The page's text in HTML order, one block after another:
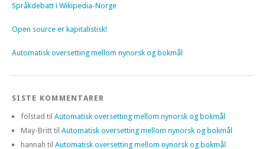
Språkdebatt i Wikipedia-Norge
Open source er kapitalistisk!
Automatisk oversetting mellom nynorsk og bokmål
SISTE KOMMENTARER
folstad til Automatisk oversetting mellom nynorsk og bokmål
May-Britt til Automatisk oversetting mellom nynorsk og bokmål
hannah til Automatisk oversetting mellom nynorsk og bokmål